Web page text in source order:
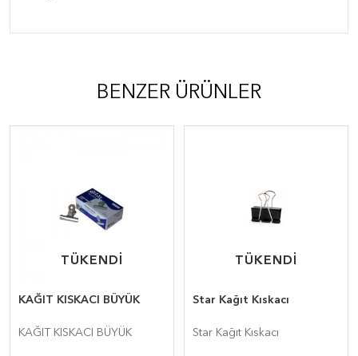
BENZER ÜRÜNLER
TÜKENDİ
TÜKENDİ
KAĞIT KISKACI BÜYÜK
KAĞIT KISKACI BÜYÜK
TÜKENDİ
TÜKENDİ
Star Kağıt Kıskacı
Star Kağıt Kıskacı